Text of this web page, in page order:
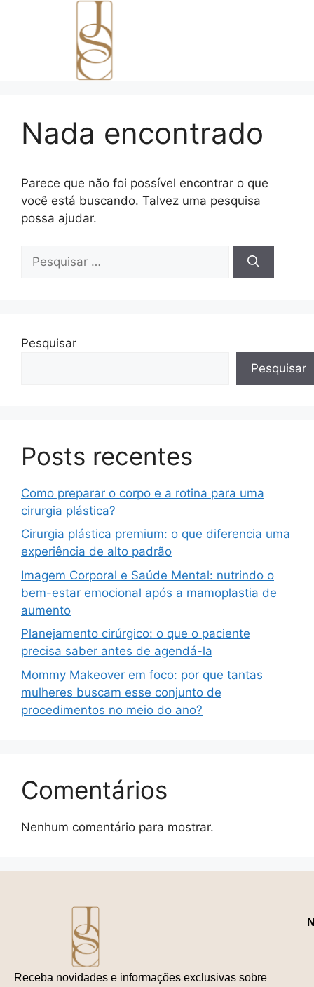
Nada encontrado
Parece que não foi possível encontrar o que
você está buscando. Talvez uma pesquisa
possa ajudar.
Pesquisar
Pesquisar
Posts recentes
Como preparar o corpo e a rotina para uma
cirurgia plástica?
Cirurgia plástica premium: o que diferencia uma
experiência de alto padrão
Imagem Corporal e Saúde Mental: nutrindo o
bem-estar emocional após a mamoplastia de
aumento
Planejamento cirúrgico: o que o paciente
precisa saber antes de agendá-la
Mommy Makeover em foco: por que tantas
mulheres buscam esse conjunto de
procedimentos no meio do ano?
Comentários
Nenhum comentário para mostrar.
Receba novidades e informações exclusivas sobre